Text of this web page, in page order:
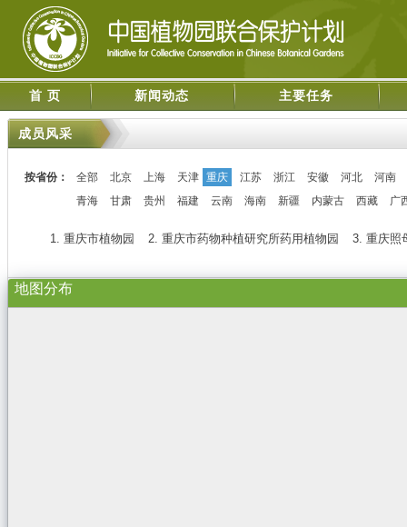
首 页 新闻动态 主要任务
成员风采
按省份： 全部 北京 上海 天津 重庆 江苏 浙江 安徽 河北
河南
青海
甘肃 贵州 福建 云南 海南 新疆 内蒙古 西藏 广
1. 重庆市植物园 2. 重庆市药物种植研究所药用植物园 3. 重庆照
地图分布